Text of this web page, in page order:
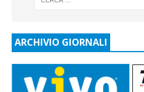
ARCHIVIO GIORNALI